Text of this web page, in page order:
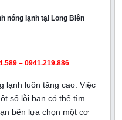
nóng lạnh tại Long Biên
– 0941.219.886
lạnh luôn tăng cao. Việc
số lỗi bạn có thể tìm
bên lựa chọn một cơ